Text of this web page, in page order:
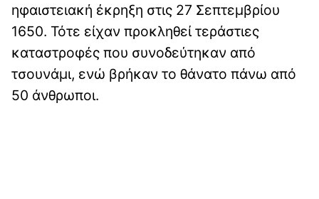
ηφαιστειακή έκρηξη στις 27 Σεπτεμβρίου
1650. Τότε είχαν προκληθεί τεράστιες
καταστροφές που συνοδεύτηκαν από
τσουνάμι, ενώ βρήκαν το θάνατο πάνω από
50 άνθρωποι.